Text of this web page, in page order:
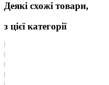
Деякі схожі товари,
з цієї категорії